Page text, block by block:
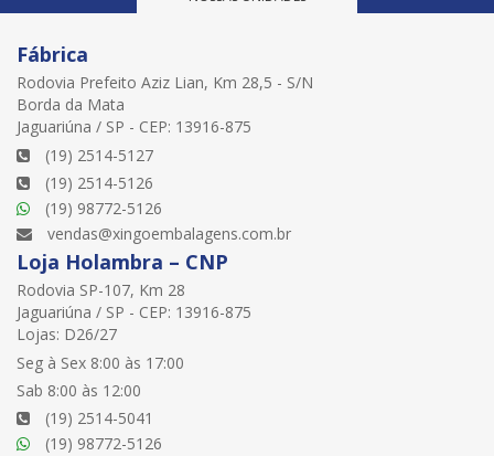
Fábrica
Rodovia Prefeito Aziz Lian, Km 28,5 - S/N
Borda da Mata
Jaguariúna / SP - CEP: 13916-875
(19) 2514-5127
(19) 2514-5126
(19) 98772-5126
vendas@xingoembalagens.com.br
Loja Holambra – CNP
Rodovia SP-107, Km 28
Jaguariúna / SP - CEP: 13916-875
Lojas: D26/27
Seg à Sex 8:00 às 17:00
Sab 8:00 às 12:00
(19) 2514-5041
(19) 98772-5126